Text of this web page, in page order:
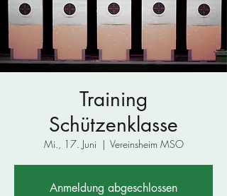
Training
Schützenklasse
Mi., 17. Juni
  |
Vereinsheim MSO
Anmeldung abgeschlossen